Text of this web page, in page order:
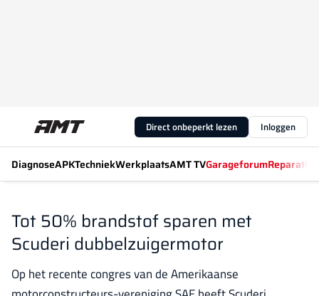
Direct onbeperkt lezen Inloggen
DiagnoseAPKTechniekWerkplaatsAMT TVGarageforum
Tot 50% brandstof sparen met
Scuderi dubbelzuigermotor
Op het recente congres van de Amerikaanse